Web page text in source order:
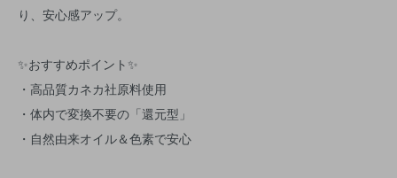
り、安心感アップ。
✨おすすめポイント✨
・高品質カネカ社原料使用
・体内で変換不要の「還元型」
・自然由来オイル＆色素で安心